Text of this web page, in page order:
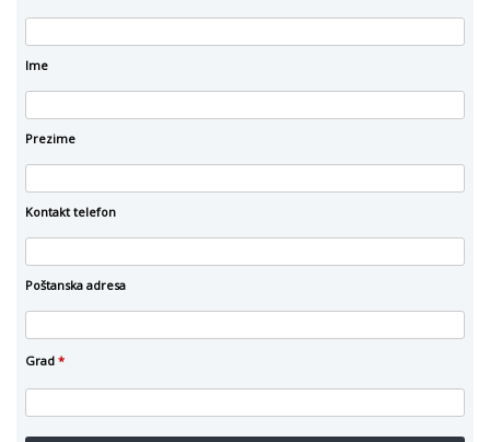
Ime
Prezime
Kontakt telefon
Poštanska adresa
Grad *